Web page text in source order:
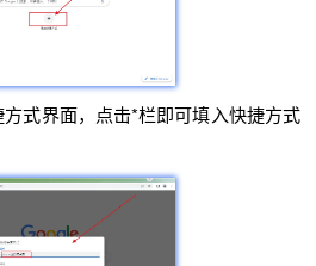
式界面，点击*栏即可填入快捷方式